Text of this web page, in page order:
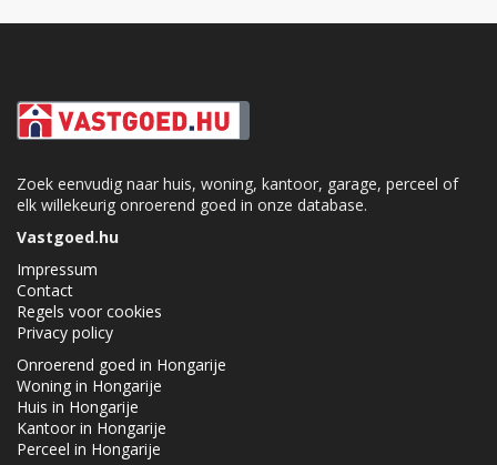
Zoek eenvudig naar huis, woning, kantoor, garage, perceel of
elk willekeurig onroerend goed in onze database.
Vastgoed.hu
Impressum
Contact
Regels voor cookies
Privacy policy
Onroerend goed in Hongarije
Woning in Hongarije
Huis in Hongarije
Kantoor in Hongarije
Perceel in Hongarije